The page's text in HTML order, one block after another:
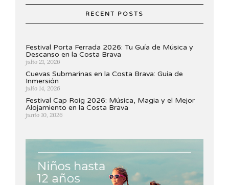
RECENT POSTS
Festival Porta Ferrada 2026: Tu Guía de Música y
Descanso en la Costa Brava
julio 21, 2026
Cuevas Submarinas en la Costa Brava: Guía de
Inmersión
julio 14, 2026
Festival Cap Roig 2026: Música, Magia y el Mejor
Alojamiento en la Costa Brava
junio 10, 2026